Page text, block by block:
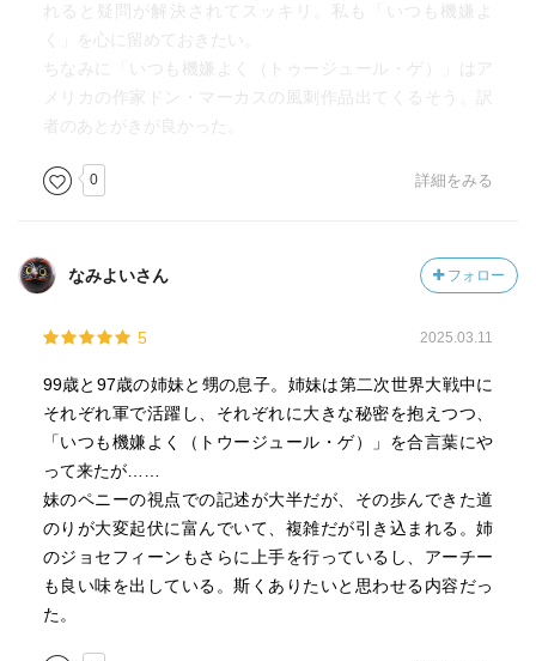
れると疑問が解決されてスッキリ。私も「いつも機嫌よ
く」を心に留めておきたい。
ちなみに「いつも機嫌よく（トゥージュール・ゲ）」はア
メリカの作家ドン・マーカスの風刺作品出てくるそう。訳
者のあとがきが良かった。
0 詳細をみる
なみよいさん フォロー
5 2025.03.11
99歳と97歳の姉妹と甥の息子。姉妹は第二次世界大戦中に
それぞれ軍で活躍し、それぞれに大きな秘密を抱えつつ、
「いつも機嫌よく（トウージュール・ゲ）」を合言葉にや
って来たが……
妹のペニーの視点での記述が大半だが、その歩んできた道
のりが大変起伏に富んでいて、複雑だが引き込まれる。姉
のジョセフィーンもさらに上手を行っているし、アーチー
も良い味を出している。斯くありたいと思わせる内容だっ
た。